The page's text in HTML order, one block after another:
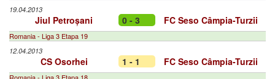
19.04.2013
Jiul Petroșani 0 - 3 FC Seso Câmpia-Turzii
Romania - Liga 3 Etapa 19
12.04.2013
CS Osorhei 1 - 1 FC Seso Câmpia-Turzii